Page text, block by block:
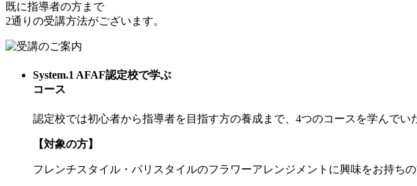
既に指導者の方まで
2通りの受講方法がございます。
System.1 AFAF認定校で学ぶ
コース
認定校では初心者から指導者を目指す方の養成まで、4つのコースを学んで
【対象の方】
フレンチスタイル・パリスタイルのフラワーアレンジメントに興味をお持ち